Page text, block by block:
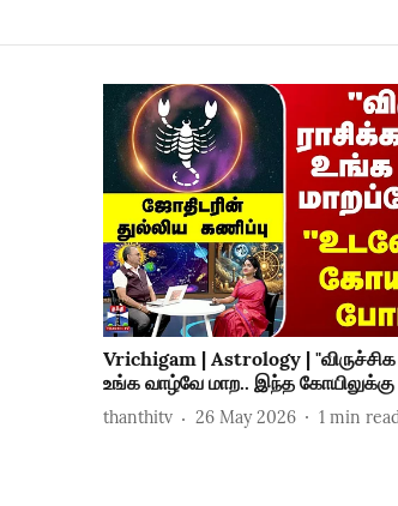
Vrichigam | Astrology | "விருச்சிக
உங்க வாழ்வே மாற.. இந்த
thanthitv 26 May 2026 1 min